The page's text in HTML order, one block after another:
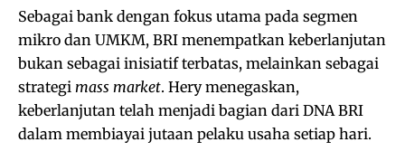
Sebagai bank dengan fokus utama pada segmen
mikro dan UMKM, BRI menempatkan keberlanjutan
bukan sebagai inisiatif terbatas, melainkan sebagai
strategi mass market. Hery menegaskan,
keberlanjutan telah menjadi bagian dari DNA BRI
dalam membiayai jutaan pelaku usaha setiap hari.